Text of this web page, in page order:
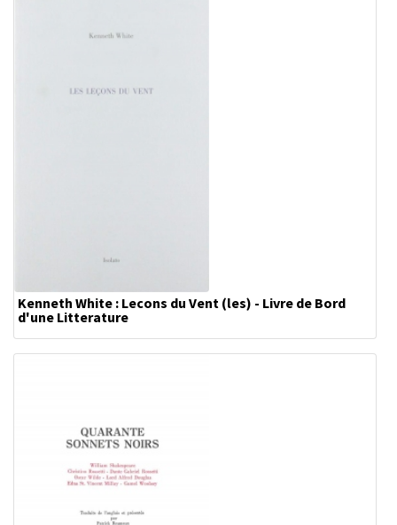
Kenneth White : Lecons du Vent (les) - Livre de Bord
d'une Litterature